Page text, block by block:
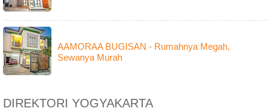
AAMORAA BUGISAN - Rumahnya Megah,
Sewanya Murah
DIREKTORI YOGYAKARTA